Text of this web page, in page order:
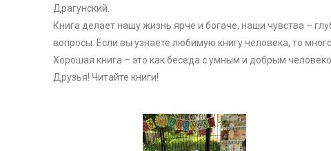
Драгунский.
Книга делает нашу жизнь ярче и богаче, наши чувства –
вопросы. Если вы узнаете любимую книгу человека, то
Хорошая книга – это как беседа с умным и добрым
Друзья! Читайте книги!